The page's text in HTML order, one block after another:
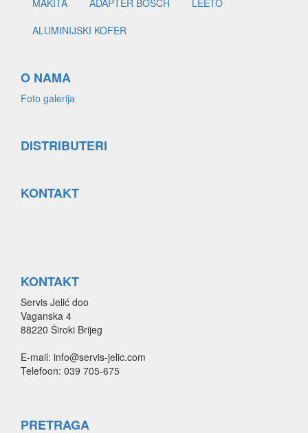
MAKITA
ADAPTER BOSCH
LEETO
ALUMINIJSKI KOFER
O NAMA
Foto galerija
DISTRIBUTERI
KONTAKT
KONTAKT
Servis Jelić doo
Vaganska 4
88220 Široki Brijeg
E-mail: info@servis-jelic.com
Telefoon: 039 705-675
PRETRAGA